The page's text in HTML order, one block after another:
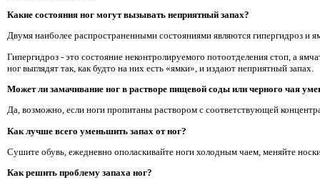
Какие состояния ног могут вызывать неприятный запах?
Двумя наиболее распространенными состояниями являются гипергидроз и
Гипергидроз - это состояние неконтролируемого потоотделения стоп, а
ног выглядят так, как будто на них есть «ямки», и издают неприятный запах.
Может ли замачивание ног в растворе пищевой соды или черного чая
Да, возможно, если ноги пропитаны раствором с соответствующей
Как лучше всего уменьшить запах от ног?
Сушите обувь, ежедневно ополаскивайте ноги холодным чаем, меняйте
Как решить проблему запаха ног?